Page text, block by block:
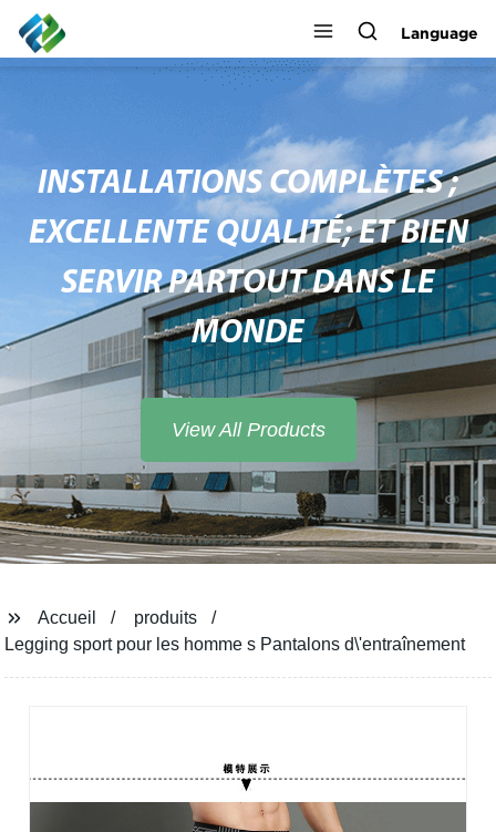
Language
INSTALLATIONS COMPLÈTES ;
EXCELLENTE QUALITÉ; ET BIEN
SERVIR PARTOUT DANS LE
MONDE
View All Products
Accueil
produits
Legging sport pour les homme s Pantalons d\'entraînement